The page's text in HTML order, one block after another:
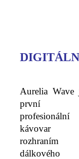
Aurelia Wave
první
profesionální
kávovar
rozhraním
dálkového